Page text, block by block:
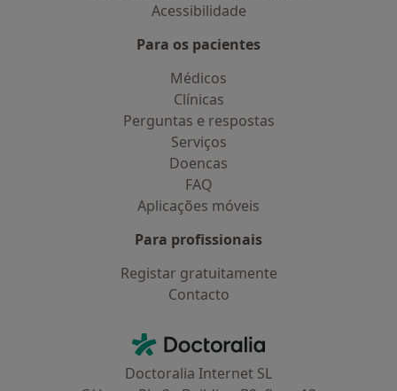
Acessibilidade
Para os pacientes
Médicos
Clínicas
Perguntas e respostas
Serviços
Doencas
FAQ
Aplicações móveis
Para profissionais
Registar gratuitamente
Contacto
Doctoralia - Homepage
Doctoralia Internet SL